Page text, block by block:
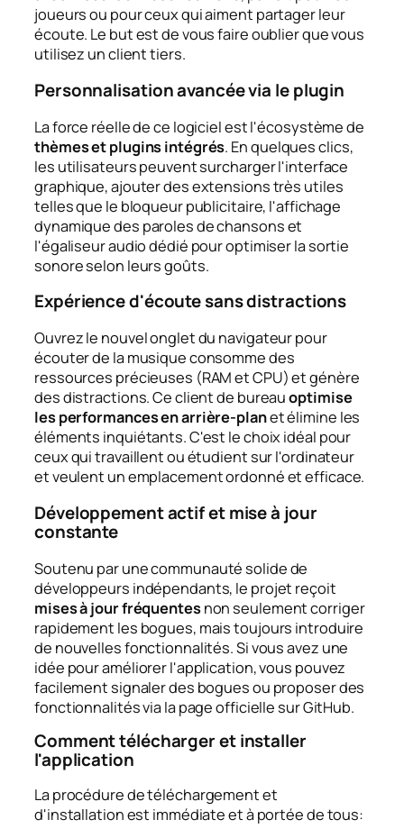
joueurs ou pour ceux qui aiment partager leur
écoute. Le but est de vous faire oublier que vous
utilisez un client tiers.
Personnalisation avancée via le plugin
La force réelle de ce logiciel est l'écosystème de
thèmes et plugins intégrés. En quelques clics,
les utilisateurs peuvent surcharger l'interface
graphique, ajouter des extensions très utiles
telles que le bloqueur publicitaire, l'affichage
dynamique des paroles de chansons et
l'égaliseur audio dédié pour optimiser la sortie
sonore selon leurs goûts.
Expérience d'écoute sans distractions
Ouvrez le nouvel onglet du navigateur pour
écouter de la musique consomme des
ressources précieuses (RAM et CPU) et génère
des distractions. Ce client de bureauoptimise
les performances en arrière-planet élimine les
éléments inquiétants. C'est le choix idéal pour
ceux qui travaillent ou étudient sur l'ordinateur
et veulent un emplacement ordonné et efficace.
Développement actif et mise à jour
constante
Soutenu par une communauté solide de
développeurs indépendants, le projet reçoit
mises à jour fréquentesnon seulement corriger
rapidement les bogues, mais toujours introduire
de nouvelles fonctionnalités. Si vous avez une
idée pour améliorer l'application, vous pouvez
facilement signaler des bogues ou proposer des
fonctionnalités via la page officielle sur GitHub.
Comment télécharger et installer
l'application
La procédure de téléchargement et
d'installation est immédiate et à portée de tous: